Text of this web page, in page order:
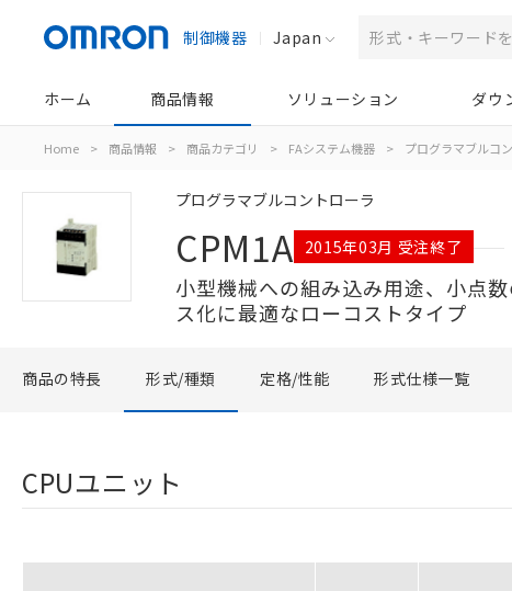
制御機器 Japan
ホーム 商品情報 ソリューション ダウ
Home > 商品情報 > 商品カテゴリ > FAシステム機器 > プログラマブルコ
プログラマブルコントローラ
CPM1A 2015年03月 受注終了
小型機械への組み込み用途、小点
ス化に最適なローコストタイプ
商品の特長 形式/種類 定格/性能 形式仕様一覧
CPUユニット